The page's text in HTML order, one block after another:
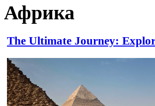
Африка
The Ultimate Journey: